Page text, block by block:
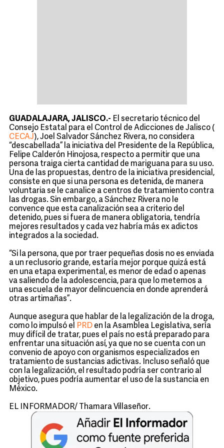
GUADALAJARA, JALISCO.- El secretario técnico del
Consejo Estatal para el Control de Adicciones de Jalisco (
CECAJ), Joel Salvador Sánchez Rivera, no considera
“descabellada” la iniciativa del Presidente de la República,
Felipe Calderón Hinojosa, respecto a permitir que una
persona traiga cierta cantidad de mariguana para su uso.
Una de las propuestas, dentro de la iniciativa presidencial,
consiste en que si una persona es detenida, de manera
voluntaria se le canalice a centros de tratamiento contra
las drogas. Sin embargo, a Sánchez Rivera no le
convence que esta canalización sea a criterio del
detenido, pues si fuera de manera obligatoria, tendría
mejores resultados y cada vez habría más ex adictos
integrados a la sociedad.
“Si la persona, que por traer pequeñas dosis no es enviada
a un reclusorio grande, estaría mejor porque quizá está
en una etapa experimental, es menor de edad o apenas
va saliendo de la adolescencia, para que lo metemos a
una escuela de mayor delincuencia en donde aprenderá
otras artimañas”.
Aunque asegura que hablar de la legalización de la droga,
como lo impulsó el
PRD en la Asamblea Legislativa, sería
muy difícil de tratar, pues el país no está preparado para
enfrentar una situación así, ya que no se cuenta con un
convenio de apoyo con organismos especializados en
tratamiento de sustancias adictivas. Incluso señaló que
con la legalización, el resultado podría ser contrario al
objetivo, pues podría aumentar el uso de la sustancia en
México.
EL INFORMADOR/ Thamara Villaseñor.